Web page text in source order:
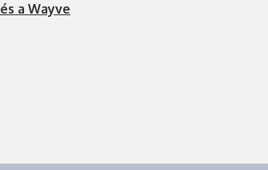
a Wayve